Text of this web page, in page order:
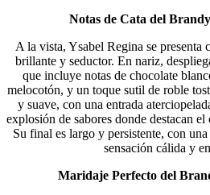
Notas de Cata del
A la vista, Ysabel Regina se presenta
brillante y seductor. En nariz,
que incluye notas de chocolate
melocotón, y un toque sutil de roble
y suave, con una entrada
explosión de sabores donde destacan
Su final es largo y persistente, con
sensación cálida y
Maridaje Perfecto del